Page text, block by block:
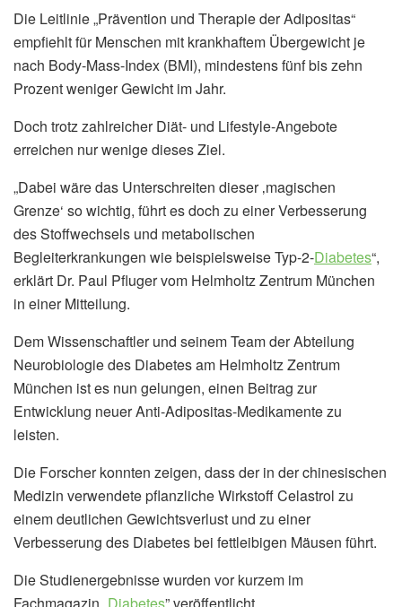
Die Leitlinie „Prävention und Therapie der Adipositas“
empfiehlt für Menschen mit krankhaftem Übergewicht je
nach Body-Mass-Index (BMI), mindestens fünf bis zehn
Prozent weniger Gewicht im Jahr.
Doch trotz zahlreicher Diät- und Lifestyle-Angebote
erreichen nur wenige dieses Ziel.
„Dabei wäre das Unterschreiten dieser ‚magischen
Grenze‘ so wichtig, führt es doch zu einer Verbesserung
des Stoffwechsels und metabolischen
Begleiterkrankungen wie beispielsweise Typ-2-Diabetes“,
erklärt Dr. Paul Pfluger vom Helmholtz Zentrum München
in einer Mitteilung.
Dem Wissenschaftler und seinem Team der Abteilung
Neurobiologie des Diabetes am Helmholtz Zentrum
München ist es nun gelungen, einen Beitrag zur
Entwicklung neuer Anti-Adipositas-Medikamente zu
leisten.
Die Forscher konnten zeigen, dass der in der chinesischen
Medizin verwendete pflanzliche Wirkstoff Celastrol zu
einem deutlichen Gewichtsverlust und zu einer
Verbesserung des Diabetes bei fettleibigen Mäusen führt.
Die Studienergebnisse wurden vor kurzem im